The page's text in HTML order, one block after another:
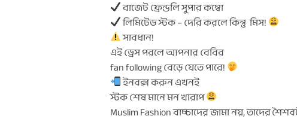
বাজেট ফ্রেন্ডলি সুপার কম্বো
লিমিটেড স্টক – দেরি করলে কিন্তু মিস!
সাবধান!
এই ড্রেস পরলে আপনার বেবির
fan following বেড়ে যেতে পারে!
ইনবক্স করুন এখনই
স্টক শেষ মানে মন খারাপ
Muslim Fashion বাচ্চাদের জামা নয়, তাদের